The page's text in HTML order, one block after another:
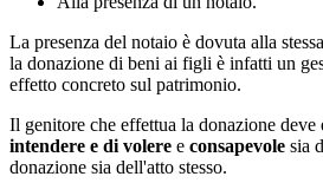
La presenza del notaio è dovuta alla
la donazione di beni ai figli è infatti un
effetto concreto sul patrimonio.
Il genitore che effettua la donazione deve
intendere e di volere e consapevole sia
donazione sia dell'atto stesso.